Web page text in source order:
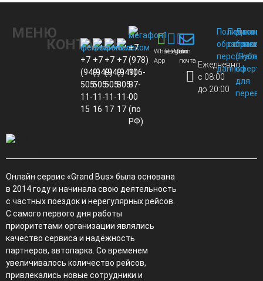
МЕНЮ
КОНТАКТЫ
+7
(949)
505-
11-
15
+7
(949)
505-
11-
16
+7
(949)
505-
11-
17
+7
(949)
805-
11-
17
+7
(978)
106-
87-
00
(по
РФ)
Whats
App
Telegram
MaxЭл.
почта Ежедневно
с 08:00
до 20:00
Политика
обработки
данных
для
Онлайн сервис «Grand Bus» была основана
в 2014 году и начинала свою деятельность
с частных поездок и нерегулярных рейсов.
С самого первого дня работы
приоритетами организации являлись
качество сервиса и надёжность
партнеров, автопарка. Со временем
увеличивалось количество рейсов,
привлекались новые сотрудники и